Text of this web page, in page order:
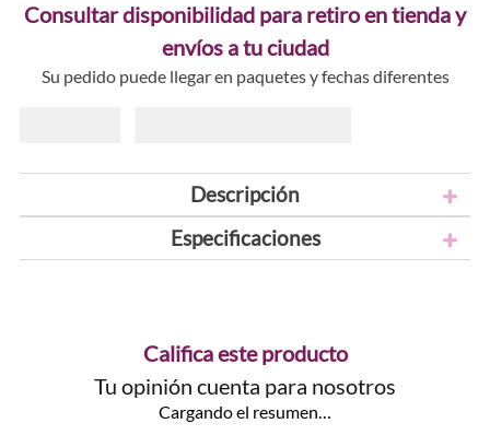
Consultar disponibilidad para retiro en tienda y
envíos a tu ciudad
Su pedido puede llegar en paquetes y fechas diferentes
Descripción
Especificaciones
Califica este producto
Tu opinión cuenta para nosotros
Cargando el resumen…